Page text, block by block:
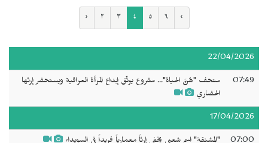
‹ ٢ ٣ ٤ ٥ ٦ ›
22/04/2026
07:49
متحف "هُنَّ الحياة"... مشروع يوثّق إبداع المرأة العراقية ويستحضر إرثها
الحضاري
17/04/2026